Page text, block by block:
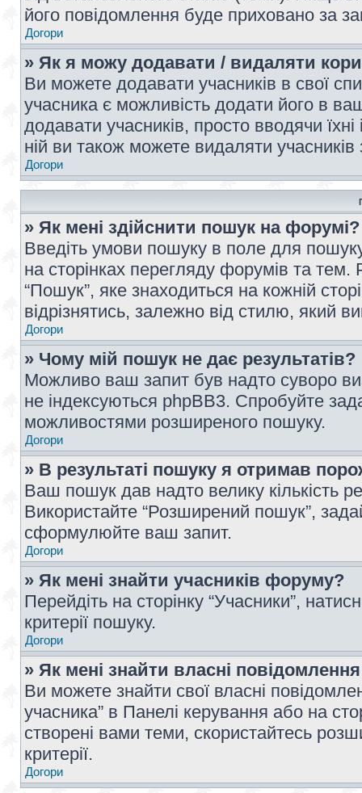
його повідомлення буде приховано за
Догори
» Як я можу додавати / видаляти
Ви можете додавати учасників в свої
учасника є можливість додати його в
додавати учасників, просто вводячи
ній ви також можете видаляти учасників
Догори
» Як мені здійснити пошук на форумі?
Введіть умови пошуку в поле для
на сторінках перегляду форумів та
“Пошук”, яке знаходиться на кожній
відрізнятись, залежно від стилю, який
Догори
» Чому мій пошук не дає результатів?
Можливо ваш запит був надто суворо
не індексуються phpBB3. Спробуйте
можливостями розширеного пошуку.
Догори
» В результаті пошуку я отримав
Ваш пошук дав надто велику кількість
Використайте “Розширений пошук”,
сформулюйте ваш запит.
Догори
» Як мені знайти учасників форуму?
Перейдіть на сторінку “Учасники”,
критерії пошуку.
Догори
» Як мені знайти власні
Ви можете знайти свої власні
учасника” в Панелі керування або на
створені вами теми, скористайтесь
критерії.
Догори